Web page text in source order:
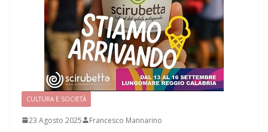
CULTURA E SOCIETÀ
23 Agosto 2025 Francesco Mannarino